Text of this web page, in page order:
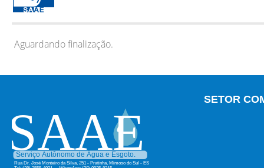
Aguardando finalização.
SETOR